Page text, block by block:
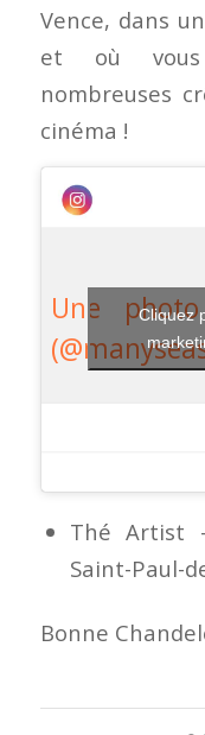
Vence, dans
et où vous
nombreuses
cinéma !
Une
Cliquez
Thé
Saint-Paul-
Bonne